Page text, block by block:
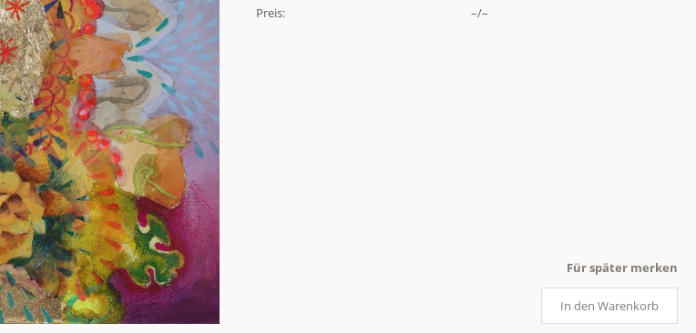
Preis:
–/–
Für später merken
In den Warenkorb